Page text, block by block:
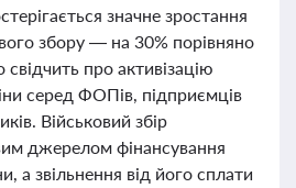
значне зростання
збору — на 30% порівняно
про активізацію
серед ФОПів, підприємців
Військовий збір
джерелом фінансування
а звільнення від його сплати